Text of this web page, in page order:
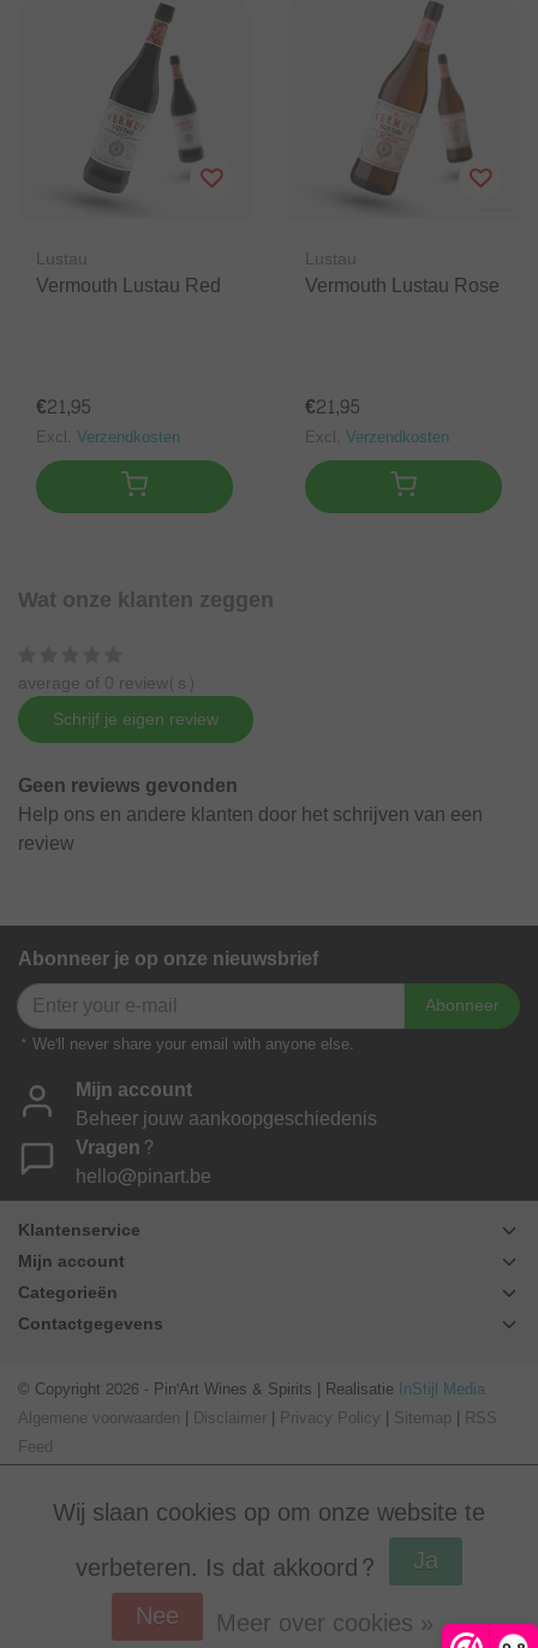
Lustau
Vermouth Lustau Red
€21,95
Excl. Verzendkosten
Lustau
Vermouth Lustau Rose
€21,95
Excl. Verzendkosten
Wat onze klanten zeggen
average of 0 review(s)
Schrijf je eigen review
Geen reviews gevonden
Help ons en andere klanten door het schrijven van een
review
Abonneer je op onze nieuwsbrief
Abonneer
* We'll never share your email with anyone else.
Mijn account
Beheer jouw aankoopgeschiedenis
Vragen?
hello@pinart.be
Klantenservice
Mijn account
Categorieën
Contactgegevens
© Copyright 2026 - Pin'Art Wines & Spirits | Realisatie InStijl Media
Algemene voorwaarden | Disclaimer | Privacy Policy | Sitemap | RSS
Feed
Beoordeling op Webwinkel Keurvoor Pin'Art Wines & Spirits: 9.8/10
Wij slaan cookies op om onze website te
verbeteren. Is dat akkoord?
Ja
Nee
Meer over cookies »